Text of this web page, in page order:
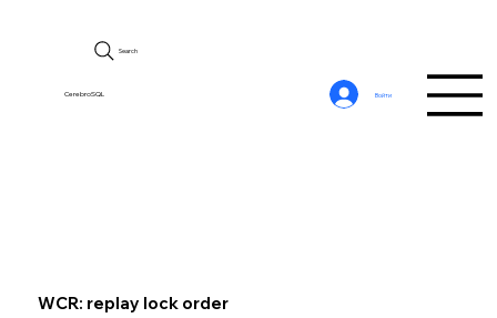
CerebroSQL
Search
Войти
WCR: replay lock order